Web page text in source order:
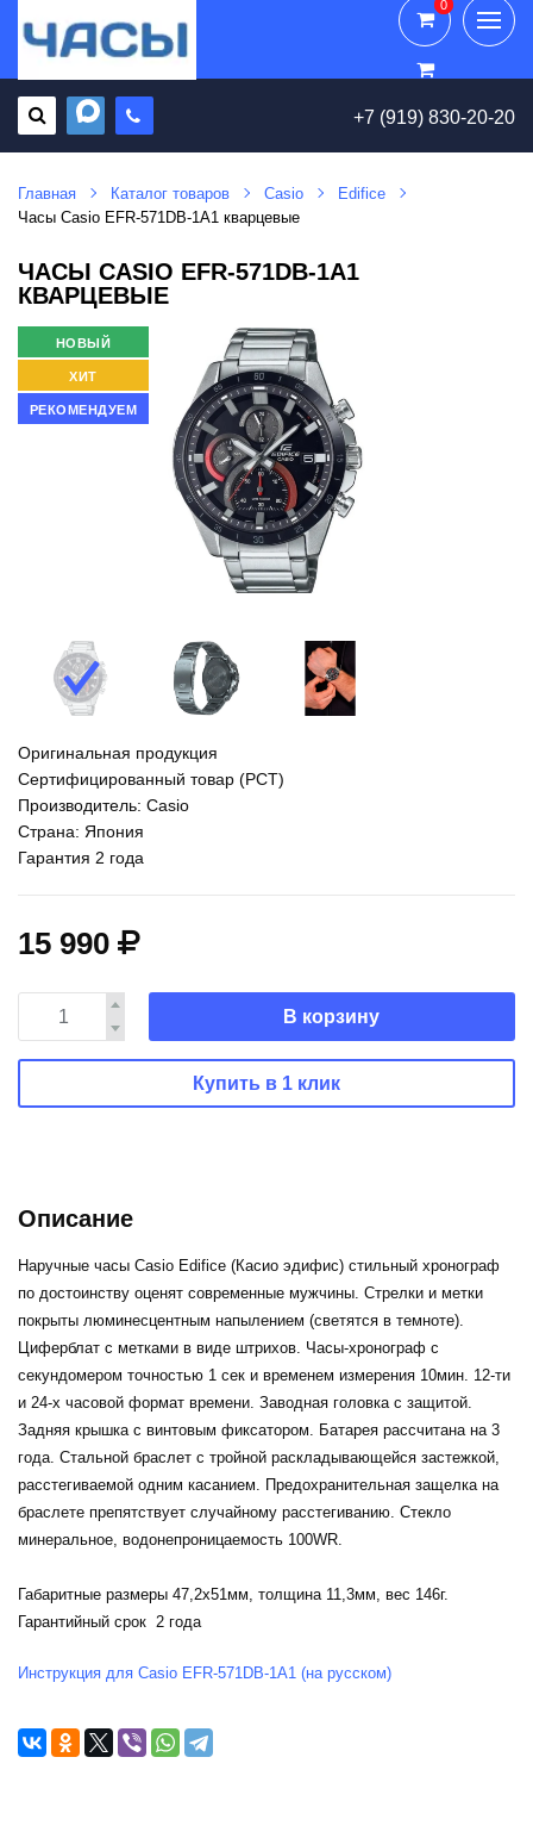
+7 (919) 830-20-20
0
0
Главная Каталог товаров Casio
Edifice
Часы Casio EFR-571DB-1A1 кварцевые
ЧАСЫ CASIO EFR-571DB-1A1
КВАРЦЕВЫЕ
НОВЫЙ
ХИТ
РЕКОМЕНДУЕМ
Оригинальная продукция
Сертифицированный товар (РСТ)
Производитель: Casio
Страна: Япония
Гарантия 2 года
15 990
В корзину
Купить в 1 клик
Описание
Наручные часы Casio Edifice (Касио эдифис) стильный хронограф
по достоинству оценят современные мужчины. Стрелки и метки
покрыты люминесцентным напылением (светятся в темноте).
Циферблат с метками в виде штрихов. Часы-хронограф с
секундомером точностью 1 сек и временем измерения 10мин. 12-ти
и 24-х часовой формат времени. Заводная головка с защитой.
Задняя крышка с винтовым фиксатором. Батарея рассчитана на 3
года. Стальной браслет с тройной раскладывающейся застежкой,
расстегиваемой одним касанием. Предохранительная защелка на
браслете препятствует случайному расстегиванию. Стекло
минеральное, водонепроницаемость 100WR.
Габаритные размеры 47,2x51мм, толщина 11,3мм, вес 146г.
Гарантийный срок 2 года
Инструкция для Casio EFR-571DB-1A1 (на русском)